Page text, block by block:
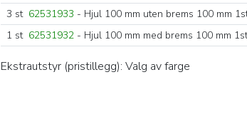
3 st 62531933 - Hjul 100 mm uten brems 100 mm
1 st 62531932 - Hjul 100 mm med brems 100 mm
Ekstrautstyr (pristillegg): Valg av farge